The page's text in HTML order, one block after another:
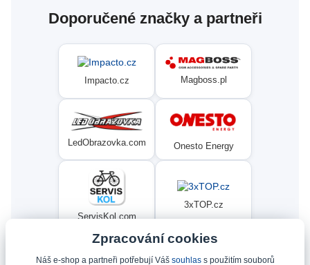
Doporučené značky a partneři
Impacto.cz Magboss.pl
LedObrazovka.com Onesto Energy
ServisKol.com
3xTOP.cz
Zpracování cookies
Náš e-shop a partneři potřebují Váš souhlass použitím souborů